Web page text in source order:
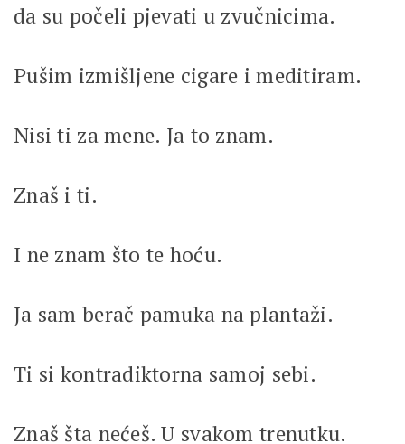
da su počeli pjevati u zvučnicima.
Pušim izmišljene cigare i meditiram.
Nisi ti za mene. Ja to znam.
Znaš i ti.
I ne znam što te hoću.
Ja sam berač pamuka na plantaži.
Ti si kontradiktorna samoj sebi.
Znaš šta nećeš. U svakom trenutku.